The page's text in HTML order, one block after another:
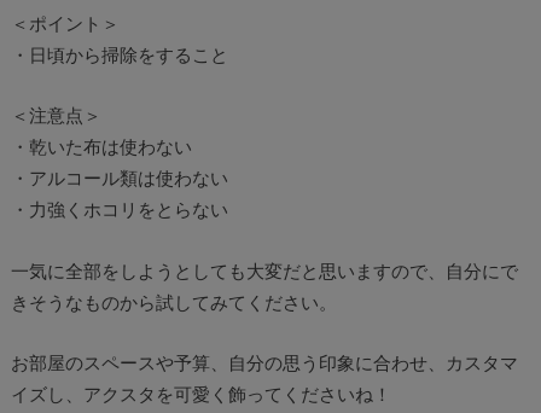
＜ポイント＞
・日頃から掃除をすること
＜注意点＞
・乾いた布は使わない
・アルコール類は使わない
・力強くホコリをとらない
一気に全部をしようとしても大変だと思いますので、自分にで
きそうなものから試してみてください。
お部屋のスペースや予算、自分の思う印象に合わせ、カスタマ
イズし、アクスタを可愛く飾ってくださいね！